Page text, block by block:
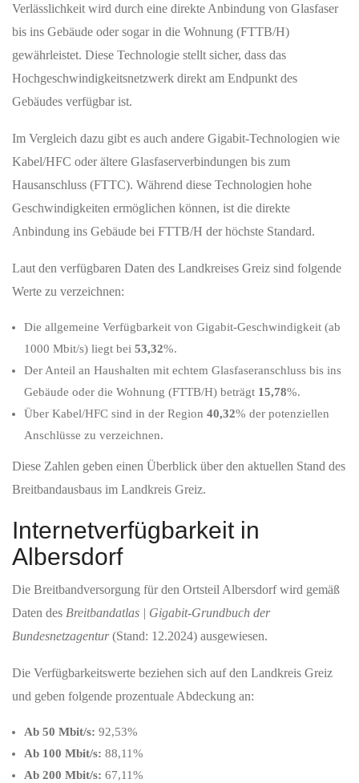
Verlässlichkeit wird durch eine direkte Anbindung von Glasfaser
bis ins Gebäude oder sogar in die Wohnung (FTTB/H)
gewährleistet. Diese Technologie stellt sicher, dass das
Hochgeschwindigkeitsnetzwerk direkt am Endpunkt des
Gebäudes verfügbar ist.
Im Vergleich dazu gibt es auch andere Gigabit-Technologien wie
Kabel/HFC oder ältere Glasfaserverbindungen bis zum
Hausanschluss (FTTC). Während diese Technologien hohe
Geschwindigkeiten ermöglichen können, ist die direkte
Anbindung ins Gebäude bei FTTB/H der höchste Standard.
Laut den verfügbaren Daten des Landkreises Greiz sind folgende
Werte zu verzeichnen:
Die allgemeine Verfügbarkeit von Gigabit-Geschwindigkeit (ab
1000 Mbit/s) liegt bei 53,32%.
Der Anteil an Haushalten mit echtem Glasfaseranschluss bis ins
Gebäude oder die Wohnung (FTTB/H) beträgt 15,78%.
Über Kabel/HFC sind in der Region 40,32% der potenziellen
Anschlüsse zu verzeichnen.
Diese Zahlen geben einen Überblick über den aktuellen Stand des
Breitbandausbaus im Landkreis Greiz.
Internetverfügbarkeit in
Albersdorf
Die Breitbandversorgung für den Ortsteil Albersdorf wird gemäß
Daten des Breitbandatlas | Gigabit-Grundbuch der
Bundesnetzagentur(Stand: 12.2024) ausgewiesen.
Die Verfügbarkeitswerte beziehen sich auf den Landkreis Greiz
und geben folgende prozentuale Abdeckung an:
Ab 50 Mbit/s: 92,53%
Ab 100 Mbit/s: 88,11%
Ab 200 Mbit/s: 67,11%